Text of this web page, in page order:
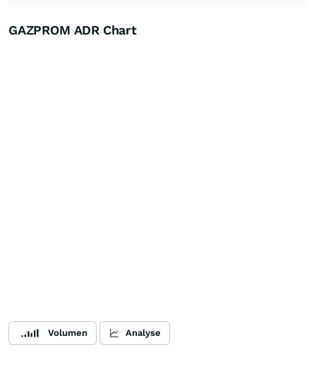
GAZPROM ADR Chart
Volumen Analyse